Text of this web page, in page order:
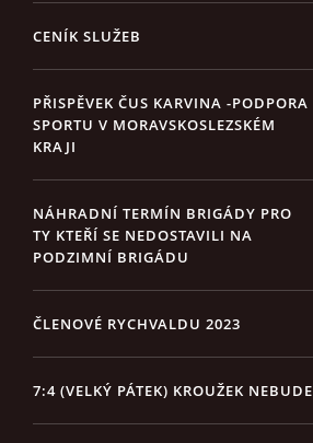
CENÍK SLUŽEB
PŘISPĚVEK ČUS KARVINA -PODPORA
SPORTU V MORAVSKOSLEZSKÉM
KRAJI
NÁHRADNÍ TERMÍN BRIGÁDY PRO
TY KTEŘÍ SE NEDOSTAVILI NA
PODZIMNÍ BRIGÁDU
ČLENOVÉ RYCHVALDU 2023
7:4 (VELKÝ PÁTEK) KROUŽEK NEBUDE